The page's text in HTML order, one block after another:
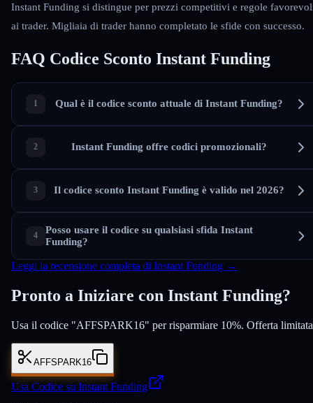
Instant Funding si distingue per prezzi competitivi e regole
ai trader. Migliaia di trader hanno completato le sfide con successo.
FAQ Codice Sconto Instant Funding
Qual è il codice sconto attuale di Instant Funding?
Instant Funding offre codici promozionali?
Il codice sconto Instant Funding è valido nel 2026?
Posso usare il codice su qualsiasi sfida Instant
Funding?
Leggi la recensione completa di Instant Funding →
Pronto a Iniziare con Instant Funding?
Usa il codice "AFFSPARK16" per risparmiare 10%. Offerta
AFFSPARK16
Usa Codice su Instant Funding